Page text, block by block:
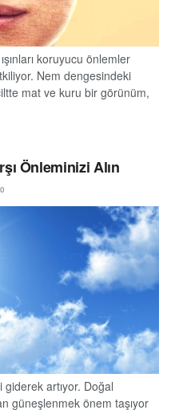
koruyucu önlemler
Nem dengesindeki
mat ve kuru bir görünüm,
Cildi sonbahara
yeniden canlandırmak için
Alan Atalay, cilt lekelerini
Önleminizi Alın
0
artıyor. Doğal
güneşlenmek önem taşıyor